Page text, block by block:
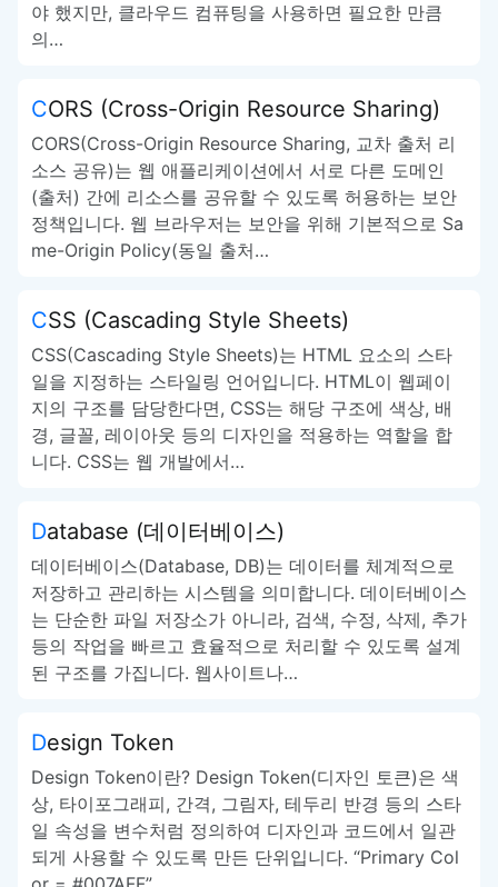
야 했지만, 클라우드 컴퓨팅을 사용하면 필요한 만큼
의…
CORS (Cross-Origin Resource Sharing)
CORS(Cross-Origin Resource Sharing, 교차 출처 리
소스 공유)는 웹 애플리케이션에서 서로 다른 도메인
(출처) 간에 리소스를 공유할 수 있도록 허용하는 보안
정책입니다. 웹 브라우저는 보안을 위해 기본적으로 Sa
me-Origin Policy(동일 출처…
CSS (Cascading Style Sheets)
CSS(Cascading Style Sheets)는 HTML 요소의 스타
일을 지정하는 스타일링 언어입니다. HTML이 웹페이
지의 구조를 담당한다면, CSS는 해당 구조에 색상, 배
경, 글꼴, 레이아웃 등의 디자인을 적용하는 역할을 합
니다. CSS는 웹 개발에서…
Database (데이터베이스)
데이터베이스(Database, DB)는 데이터를 체계적으로
저장하고 관리하는 시스템을 의미합니다. 데이터베이스
는 단순한 파일 저장소가 아니라, 검색, 수정, 삭제, 추가
등의 작업을 빠르고 효율적으로 처리할 수 있도록 설계
된 구조를 가집니다. 웹사이트나…
Design Token
Design Token이란? Design Token(디자인 토큰)은 색
상, 타이포그래피, 간격, 그림자, 테두리 반경 등의 스타
일 속성을 변수처럼 정의하여 디자인과 코드에서 일관
되게 사용할 수 있도록 만든 단위입니다. “Primary Col